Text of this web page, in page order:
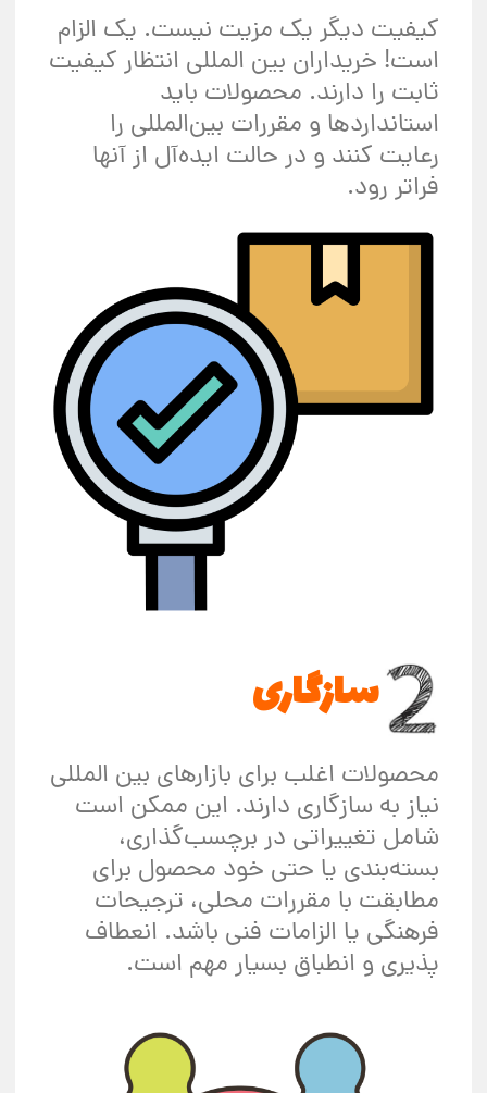
کیفیت دیگر یک مزیت نیست. یک الزام
است! خریداران بین المللی انتظار کیفیت
ثابت را دارند. محصولات باید
استانداردها و مقررات بین‌المللی را
رعایت کنند و در حالت ایده‌آل از آنها
فراتر رود.
سازگاری
محصولات اغلب برای بازارهای بین المللی
نیاز به سازگاری دارند. این ممکن است
شامل تغییراتی در برچسب‌گذاری،
بسته‌بندی یا حتی خود محصول برای
مطابقت با مقررات محلی، ترجیحات
فرهنگی یا الزامات فنی باشد. انعطاف
پذیری و انطباق بسیار مهم است.